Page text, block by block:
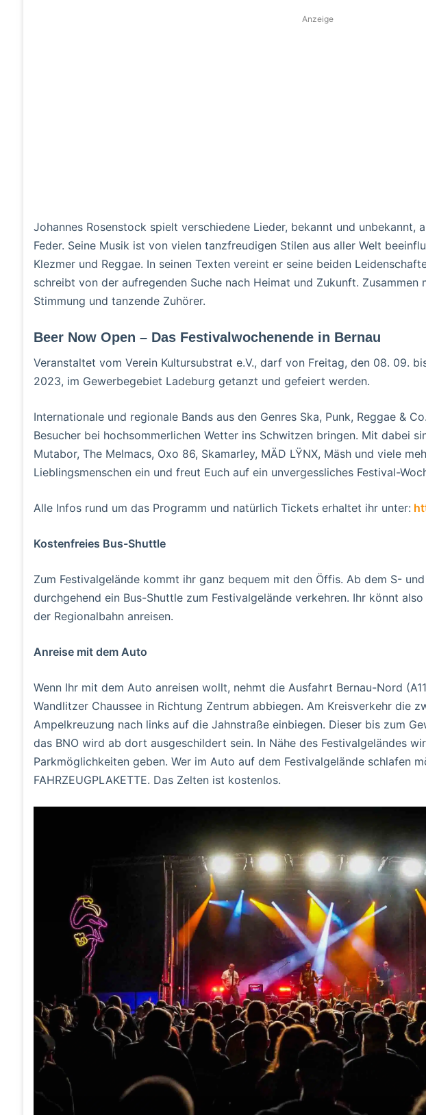
Anzeige
Johannes Rosenstock spielt verschiedene Lieder, bekannt und unbekannt,
Feder. Seine Musik ist von vielen tanzfreudigen Stilen aus aller Welt
Klezmer und Reggae. In seinen Texten vereint er seine beiden
schreibt von der aufregenden Suche nach Heimat und Zukunft.
Stimmung und tanzende Zuhörer.
Beer Now Open – Das Festivalwochenende in Bernau
Veranstaltet vom Verein Kultursubstrat e.V., darf von Freitag, den 08. 09.
2023, im Gewerbegebiet Ladeburg getanzt und gefeiert werden.
Internationale und regionale Bands aus den Genres Ska, Punk, Reggae &
Besucher bei hochsommerlichen Wetter ins Schwitzen bringen. Mit dabei
Mutabor, The Melmacs, Oxo 86, Skamarley, MÄD LŸNX, Mäsh und viele
Lieblingsmenschen ein und freut Euch auf ein unvergessliches Festival-
Alle Infos rund um das Programm und natürlich Tickets erhaltet ihr unter:
Kostenfreies Bus-Shuttle
Zum Festivalgelände kommt ihr ganz bequem mit den Öffis. Ab dem S-
durchgehend ein Bus-Shuttle zum Festivalgelände verkehren. Ihr könnt
der Regionalbahn anreisen.
Anreise mit dem Auto
Wenn Ihr mit dem Auto anreisen wollt, nehmt die Ausfahrt Bernau-Nord
Wandlitzer Chaussee in Richtung Zentrum abbiegen. Am Kreisverkehr die
Ampelkreuzung nach links auf die Jahnstraße einbiegen. Dieser bis zum
das BNO wird ab dort ausgeschildert sein. In Nähe des Festivalgeländes
Parkmöglichkeiten geben. Wer im Auto auf dem Festivalgelände schlafen
FAHRZEUGPLAKETTE. Das Zelten ist kostenlos.